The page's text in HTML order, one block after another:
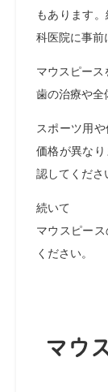
もあります
科医院に事前
マウスピース
歯の治療や全
スポーツ用
価格が異な
認してくださ
続いて
マウスピー
ください。
マウ